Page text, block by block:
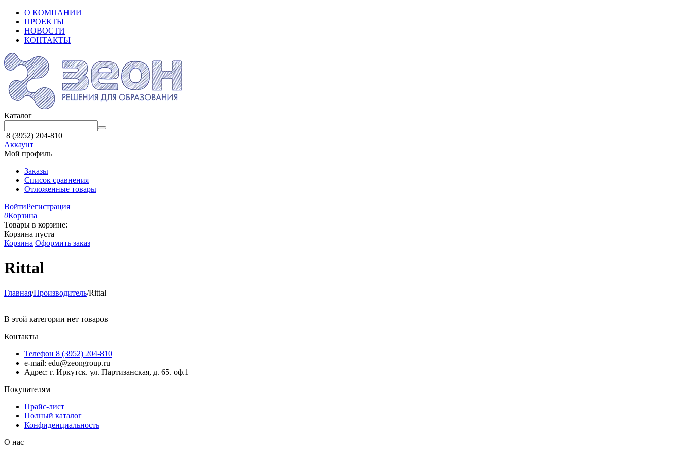
О КОМПАНИИ
ПРОЕКТЫ
НОВОСТИ
КОНТАКТЫ
Каталог
8 (3952) 204-810
Аккаунт
Мой профиль
Заказы
Список сравнения
Отложенные товары
ВойтиРегистрация
0Корзина
Товары в корзине:
Корзина пуста
Корзина Оформить заказ
Rittal
Главная/Производитель/Rittal
В этой категории нет товаров
Контакты
Телефон 8 (3952) 204-810
e-mail: edu@zeongroup.ru
Адрес: г. Иркутск. ул. Партизанская, д. 65. оф.1
Покупателям
Прайс-лист
Полный каталог
Конфиденциальность
О нас